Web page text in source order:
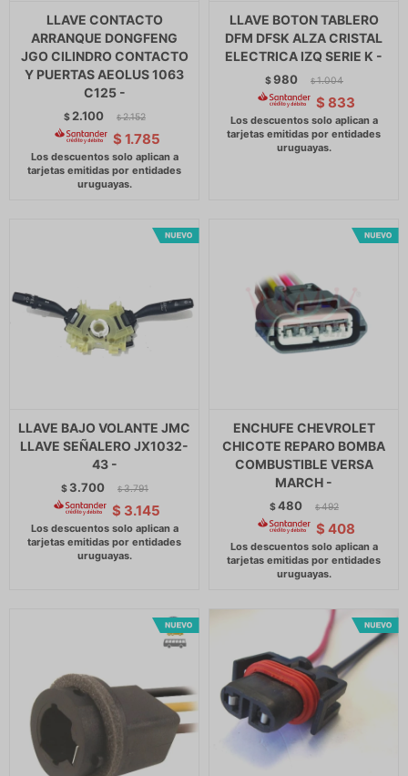
LLAVE CONTACTO
ARRANQUE DONGFENG
JGO CILINDRO CONTACTO
Y PUERTAS AEOLUS 1063
C125 -
$ 2.100 $ 2.152
$ 1.785
LLAVE BOTON TABLERO
DFM DFSK ALZA CRISTAL
ELECTRICA IZQ SERIE K -
$980 $ 1.004
$ 833
LLAVE BAJO VOLANTE JMC
LLAVE SEÑALERO JX1032-
43 -
$ 3.700 $ 3.791
$ 3.145
ENCHUFE CHEVROLET
CHICOTE REPARO BOMBA
COMBUSTIBLE VERSA
MARCH -
$480 $ 492
$ 408